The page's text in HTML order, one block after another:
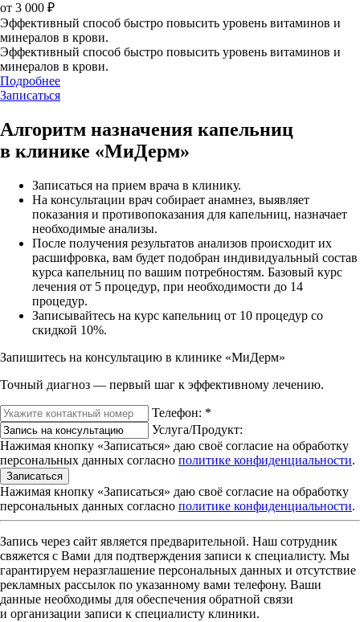
от 3 000 ₽
Эффективный способ быстро повысить уровень витаминов и
минералов в крови.
Эффективный способ быстро повысить уровень витаминов и
минералов в крови.
Подробнее
Записаться
Алгоритм назначения капельниц
в клинике «МиДерм»
Записаться на прием врача в клинику.
На консультации врач собирает анамнез, выявляет
показания и противопоказания для капельниц, назначает
необходимые анализы.
После получения результатов анализов происходит их
расшифровка, вам будет подобран индивидуальный состав
курса капельниц по вашим потребностям. Базовый курс
лечения от 5 процедур, при необходимости до 14
процедур.
Записывайтесь на курс капельниц от 10 процедур со
скидкой 10%.
Запишитесь на консультацию в клинике «МиДерм»
Точный диагноз — первый шаг к эффективному лечению.
Телефон: *
Услуга/Продукт:
Нажимая кнопку «Записаться» даю своё согласие на обработку
персональных данных согласно политике конфиденциальности.
Записаться
Нажимая кнопку «Записаться» даю своё согласие на обработку
персональных данных согласно политике конфиденциальности.
Запись через сайт является предварительной. Наш сотрудник
свяжется с Вами для подтверждения записи к специалисту. Мы
гарантируем неразглашение персональных данных и отсутствие
рекламных рассылок по указанному вами телефону. Ваши
данные необходимы для обеспечения обратной связи
и организации записи к специалисту клиники.